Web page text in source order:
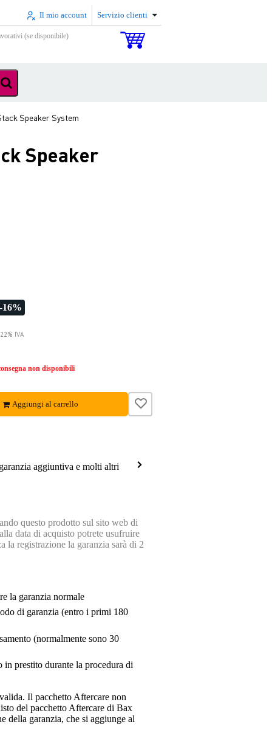
Il mio account Servizio clienti
(se disponibile)
Speaker System
Speaker
-16%
IVA
non disponibili
Aggiungi al carrello
aggiuntiva e molti altri
questo prodotto sul sito web di
data di acquisto potrete usufruire
la registrazione la garanzia sarà di 2
la garanzia normale
di garanzia (entro i primi 180
(normalmente sono 30
prestito durante la procedura di
Il pacchetto Aftercare non
del pacchetto Aftercare di Bax
della garanzia, che si aggiunge al